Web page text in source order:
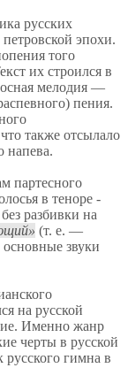
русских
эпохи.
того
их строился в
мелодия —
пения.
также отсылало
напева.
партесного
в теноре -
разбивки на
(т. е. —
звуки
на русской
Именно жанр
черты в русской
русского гимна в